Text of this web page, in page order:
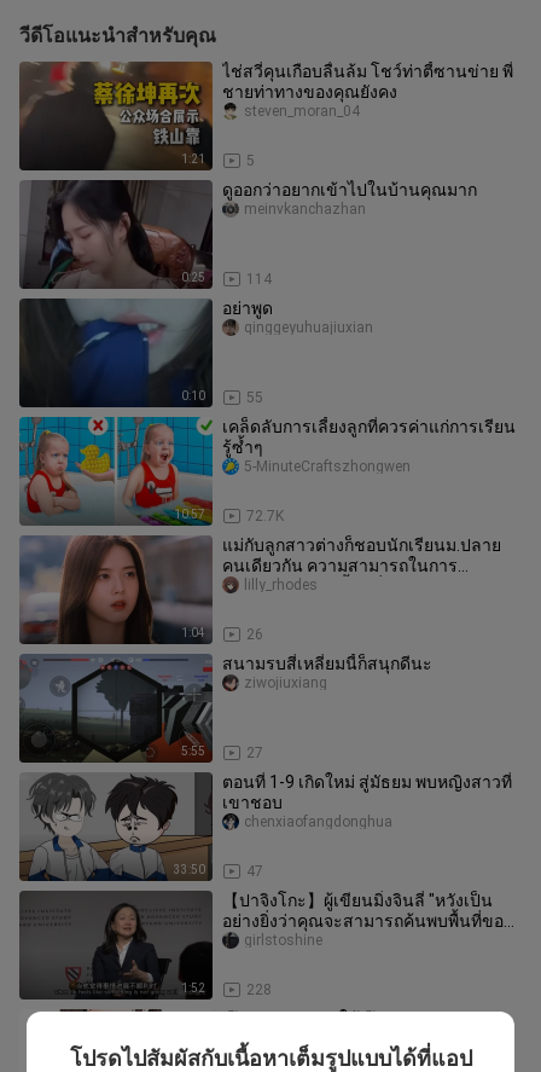
วีดีโอแนะนำสำหรับคุณ
1:21
ไช่สวี่คุนเกือบลื่นล้ม โชว์ท่าตี้ซานข่าย พี่
ชายท่าทางของคุณยังคง
5
steven_moran_04
0:25
ดูออกว่าอยากเข้าไปในบ้านคุณมาก
114
meinvkanchazhan
0:10
อย่าพูด
55
qinggeyuhuajiuxian
10:57
เคล็ดลับการเลี้ยงลูกที่ควรค่าแก่การเรียน
รู้ซ้ำๆ
72.7K
5-MinuteCraftszhongwen
1:04
แม่กับลูกสาวต่างก็ชอบนักเรียนม.ปลาย
คนเดียวกัน ความสามารถในการ
จินตนาการแบบนี้น่าทึ่งจริงๆ!
26
lilly_rhodes
5:55
สนามรบสี่เหลี่ยมนี้ก็สนุกดีนะ
27
ziwojiuxiang
33:50
ตอนที่ 1-9 เกิดใหม่ สู่มัธยม พบหญิงสาวที่
เขาชอบ
47
chenxiaofangdonghua
1:52
【ปาจิงโกะ】ผู้เขียนมิ่งจินลี่ "หวังเป็น
อย่างยิ่งว่าคุณจะสามารถค้นพบพื้นที่ของ
ตัวเองได้"
228
girlstoshine
Bieqingcheng
โปรดไปสัมผัสกับเนื้อหาเต็มรูปแบบได้ที่แอป